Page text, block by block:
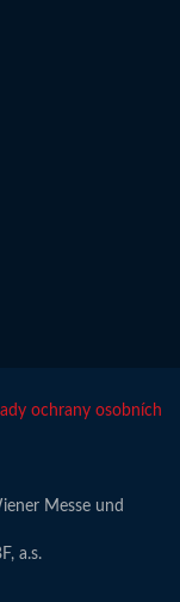
ochrany osobních
Messe und
a.s.